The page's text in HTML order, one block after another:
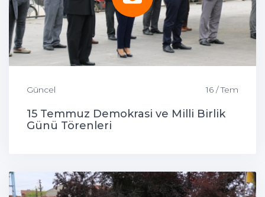
Güncel 16 / Tem
15 Temmuz Demokrasi ve Milli Birlik
Günü Törenleri